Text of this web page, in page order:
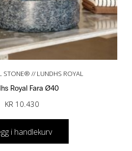
STONE® // LUNDHS ROYAL
Royal Fara Ø40
KR10.430
i handlekurv